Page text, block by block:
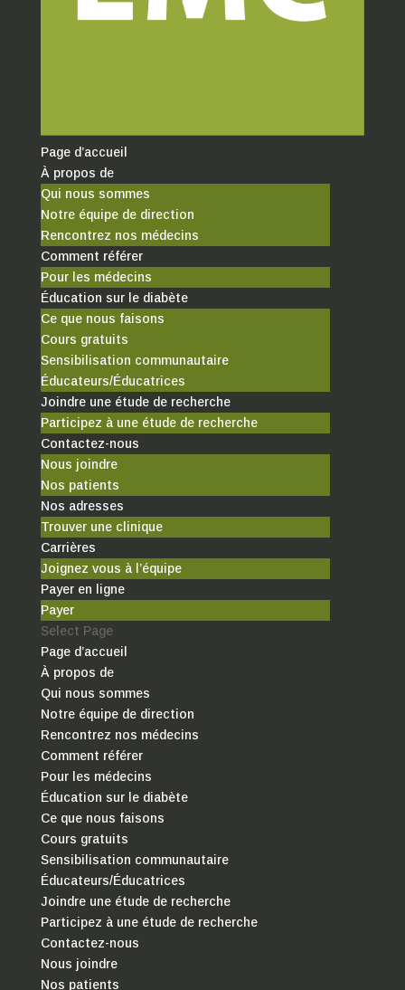
Page d’accueil
À propos de
Qui nous sommes
Notre équipe de direction
Rencontrez nos médecins
Comment référer
Pour les médecins
Éducation sur le diabète
Ce que nous faisons
Cours gratuits
Sensibilisation communautaire
Éducateurs/Éducatrices
Joindre une étude de recherche
Participez à une étude de recherche
Contactez-nous
Nous joindre
Nos patients
Nos adresses
Trouver une clinique
Carrières
Joignez vous à l’équipe
Payer en ligne
Payer
Select Page
Page d’accueil
À propos de
Qui nous sommes
Notre équipe de direction
Rencontrez nos médecins
Comment référer
Pour les médecins
Éducation sur le diabète
Ce que nous faisons
Cours gratuits
Sensibilisation communautaire
Éducateurs/Éducatrices
Joindre une étude de recherche
Participez à une étude de recherche
Contactez-nous
Nous joindre
Nos patients